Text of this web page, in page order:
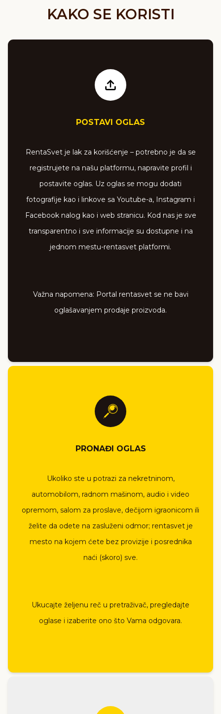
KAKO SE KORISTI
POSTAVI OGLAS
RentaSvet je lak za korišćenje – potrebno je da se
registrujete na našu platformu, napravite profil i
postavite oglas. Uz oglas se mogu dodati
fotografije kao i linkove sa Youtube-a, Instagram i
Facebook nalog kao i web stranicu. Kod nas je sve
transparentno i sve informacije su dostupne i na
jednom mestu-rentasvet platformi.
Važna napomena: Portal rentasvet se ne bavi
oglašavanjem prodaje proizvoda.
PRONAĐI OGLAS
Ukoliko ste u potrazi za nekretninom,
automobilom, radnom mašinom, audio i video
opremom, salom za proslave, dečijom igraonicom ili
želite da odete na zasluženi odmor; rentasvet je
mesto na kojem ćete bez provizije i posrednika
naći (skoro) sve.
Ukucajte željenu reč u pretraživač, pregledajte
oglase i izaberite ono što Vama odgovara.